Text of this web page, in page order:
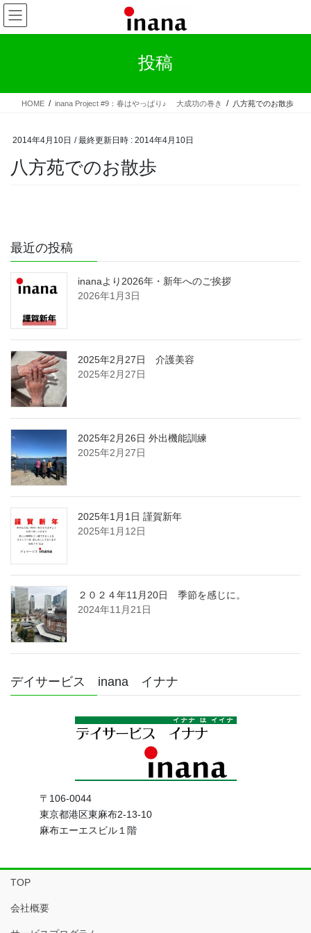
コ
ン
テ
ス
ナ
ビ
ゲ
ン
投稿
HOME inana Project #9：春はやっぱり♪ 大成功の巻き 八方苑でのお散歩
2014年4月10日 / 最終更新日時 : 2014年4月10日
八方苑でのお散歩
最近の投稿
inanaより2026年・新年へのご挨拶
2026年1月3日
2025年2月27日 介護美容
2025年2月27日
2025年2月26日 外出機能訓練
2025年2月27日
2025年1月1日 謹賀新年
2025年1月12日
２０２４年11月20日 季節を感じに。
2024年11月21日
デイサービス inana イナナ
〒106-0044
東京都港区東麻布2-13-10
麻布エーエスビル１階
TOP
会社概要